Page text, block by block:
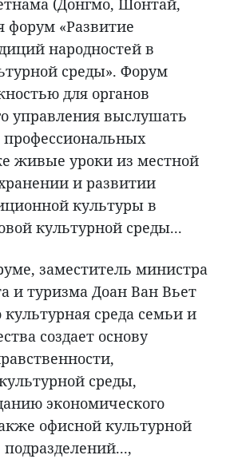
форум «Развитие
народностей в
среды». Форум
для органов
управления выслушать
живые уроки из местной
и развитии
культуры в
культурной среды...
заместитель министра
и туризма Доан Ван Вьет
среда семьи и
создает основу
среды,
экономического
офисной культурной
подразделений...,